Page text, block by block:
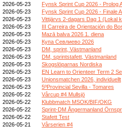
2026-05-23
Fynsk Sprint Cup 2026 - Prolog
2026-05-23
Fynsk Sprint Cup 2026 - Finale
2026-05-23
Vittjärvs 2-dagars Dag 1 (Lokal
2026-05-23
III Carreira de Orientación do
2026-05-23
Mazā balva 2026 1. diena
2026-05-23
Купа Севлиево 2026
2026-05-23
DM, sprint, Västmanland
2026-05-23
DM, sprintstafett, Västmanland
2026-05-23
Skogslöparnas Nordiska
2026-05-23
EN Learn to Orienteer Term 2
2026-05-23
Unionsmatchen 2026, individuellt
2026-05-23
5ºProvincial Sevilla - Tomares
2026-05-22
Vårcup #4 Mullsjö
2026-05-22
Klubbmatch MSOK/BIF/OKG
2026-05-22
Sprint-DM Ångermanland
2026-05-22
Stafett Test
2026-05-21
Vårserien #4